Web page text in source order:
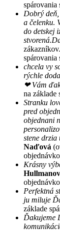
spárovania
Dobrý deň,
a čelenku.
do detskej
zákazníkov.
spárovania
chcela vy
rýchle
❤ Vám
na základe
Stranku
pred
objednani
stene drzia
Naďová
Krásny
Perfektná
ju miluje
základe
Ďakujeme